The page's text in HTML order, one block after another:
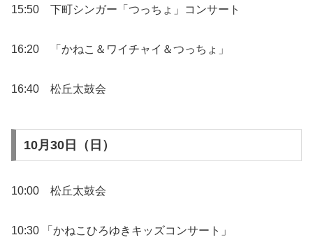
15:50 下町シンガー「つっちょ」コンサート
16:20 「かねこ＆ワイチャイ＆つっちょ」
16:40 松丘太鼓会
10月30日（日）
10:00 松丘太鼓会
10:30 「かねこひろゆきキッズコンサート」